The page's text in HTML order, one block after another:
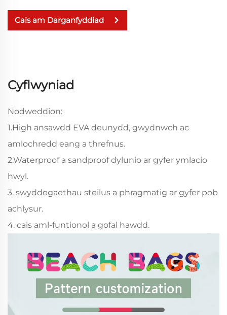
Cais am Darganfyddiad
Cyflwyniad
Nodweddion:
1.High ansawdd EVA deunydd, gwydnwch ac
amlochredd eang a threfnus.
2.Waterproof a sandproof dylunio ar gyfer ymlacio
hwyl.
3. swyddogaethau steilus a phragmatig ar gyfer pob
achlysur.
4. cais aml-funtionol a gofal hawdd.